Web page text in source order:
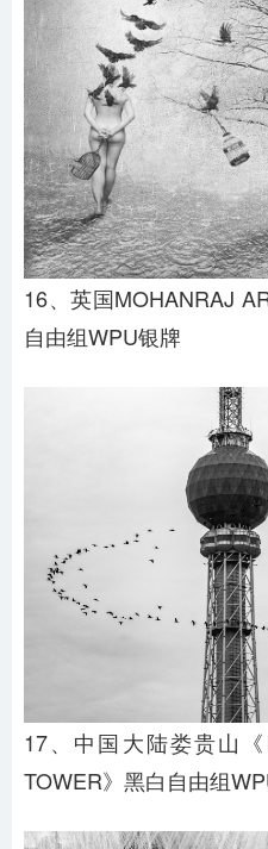
16、英国MOHANRAJ
自由组WPU银牌
17、中国大陆娄贵山《
TOWER》黑白自由组